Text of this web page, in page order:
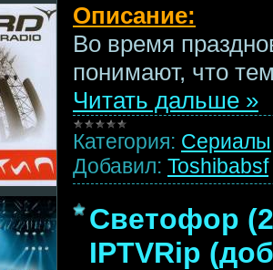
Описание:
Во время
понимают, что
Читать дальше »
Категория: Сериалы
Добавил: Toshibabsf
Светофор
IPTVRip